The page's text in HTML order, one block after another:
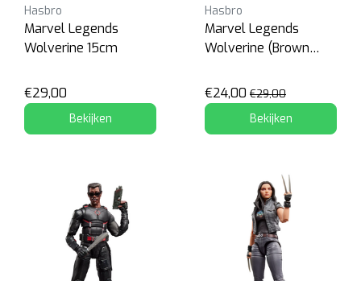
Hasbro
Marvel Legends
Wolverine 15cm
€29,00
Bekijken
Hasbro
Marvel Legends
Wolverine (Brown
€24,00 €29,00
Bekijken